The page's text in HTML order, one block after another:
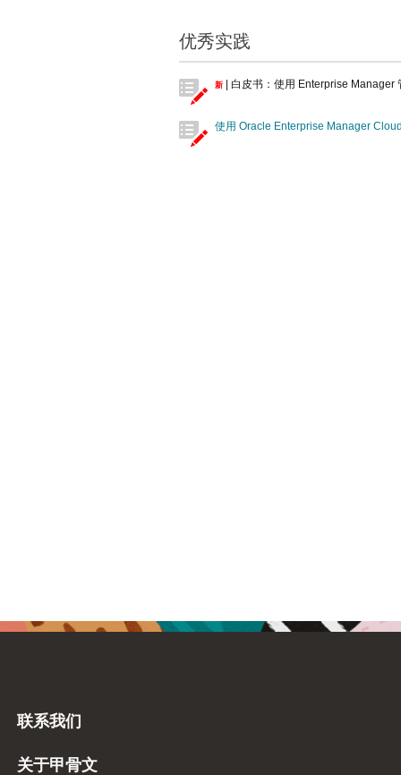
优秀实践
新 | 白皮书：使用 Enterprise Manager
使用 Oracle Enterprise Manager
联系我们
关于甲骨文